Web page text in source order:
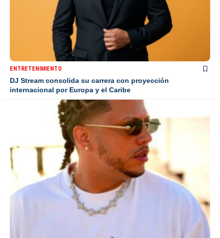
ENTRETENIMIENTO
DJ Stream consolida su carrera con proyección
internacional por Europa y el Caribe